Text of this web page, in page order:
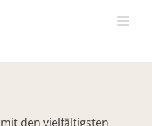
den vielfältigsten